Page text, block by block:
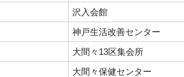
沢入会館
神戸生活改善センター
大間々13区集会所
大間々保健センター